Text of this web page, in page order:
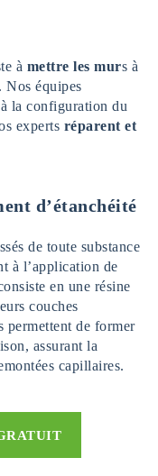
à mettre les murs à
Nos équipes
la configuration du
experts réparent et
d’étanchéité
de toute substance
à l’application de
en une résine
couches
permettent de former
assurant la
capillaires.